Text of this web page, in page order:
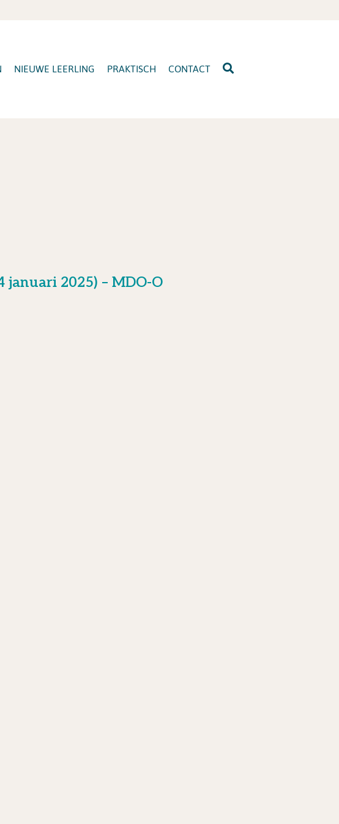
NIEUWE LEERLING PRAKTISCH CONTACT
januari 2025) – MDO-O